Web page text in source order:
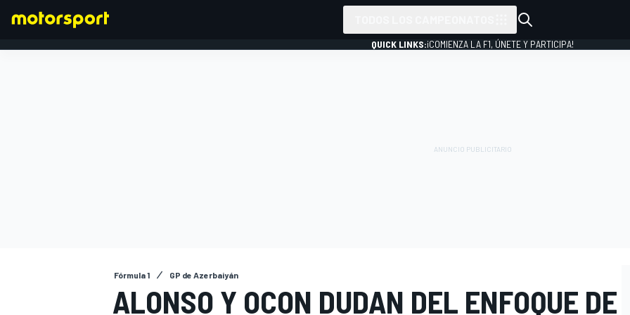
QUICK LINKS:¡COMIENZA LA F1, ÚNETE Y PARTICIPA!
Fórmula 1 GP de Azerbaiyán
ALONSO Y OCON DUDAN DEL ENFOQUE DE